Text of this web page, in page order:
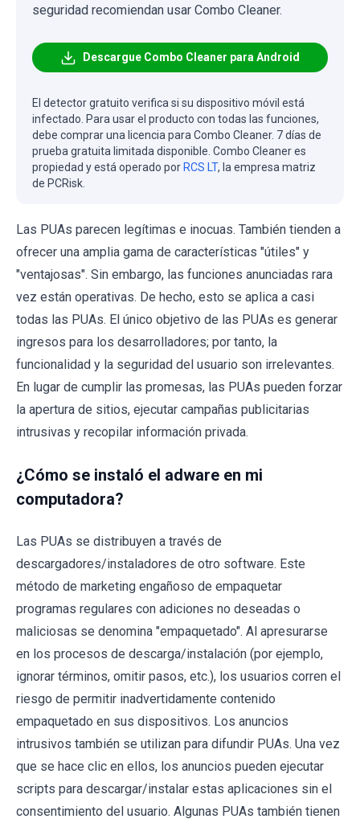
seguridad recomiendan usar Combo Cleaner.
Descargue Combo Cleaner para Android
El detector gratuito verifica si su dispositivo móvil está
infectado. Para usar el producto con todas las funciones,
debe comprar una licencia para Combo Cleaner. 7 días de
prueba gratuita limitada disponible. Combo Cleaner es
propiedad y está operado por RCS LT, la empresa matriz
de PCRisk.
Las PUAs parecen legítimas e inocuas. También tienden a
ofrecer una amplia gama de características "útiles" y
"ventajosas". Sin embargo, las funciones anunciadas rara
vez están operativas. De hecho, esto se aplica a casi
todas las PUAs. El único objetivo de las PUAs es generar
ingresos para los desarrolladores; por tanto, la
funcionalidad y la seguridad del usuario son irrelevantes.
En lugar de cumplir las promesas, las PUAs pueden forzar
la apertura de sitios, ejecutar campañas publicitarias
intrusivas y recopilar información privada.
¿Cómo se instaló el adware en mi
computadora?
Las PUAs se distribuyen a través de
descargadores/instaladores de otro software. Este
método de marketing engañoso de empaquetar
programas regulares con adiciones no deseadas o
maliciosas se denomina "empaquetado". Al apresurarse
en los procesos de descarga/instalación (por ejemplo,
ignorar términos, omitir pasos, etc.), los usuarios corren el
riesgo de permitir inadvertidamente contenido
empaquetado en sus dispositivos. Los anuncios
intrusivos también se utilizan para difundir PUAs. Una vez
que se hace clic en ellos, los anuncios pueden ejecutar
scripts para descargar/instalar estas aplicaciones sin el
consentimiento del usuario. Algunas PUAs también tienen